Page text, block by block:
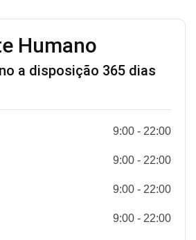
Humano
a disposição 365 dias
9:00 - 22:00
9:00 - 22:00
9:00 - 22:00
9:00 - 22:00